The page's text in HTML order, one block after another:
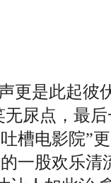
更是此起彼
尿点，最
槽电影院”
一股欢乐清